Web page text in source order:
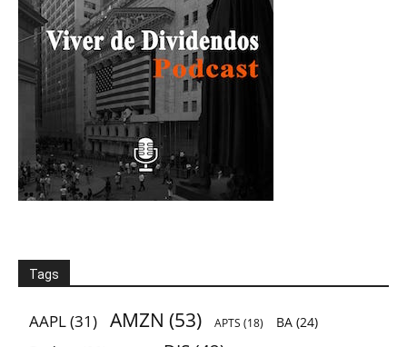
Tags
AAPL(31) AMZN (53) APTS (18) BA (24)